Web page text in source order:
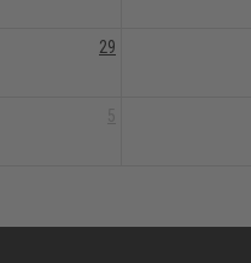
29